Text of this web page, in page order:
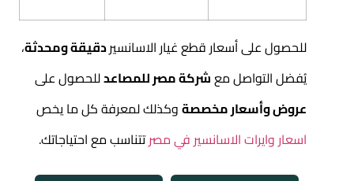
للحصول علىأسعار قطع غيار الاسانسيردقيقة ومحدثة،
يُفضل التواصل معشركة مصر للمصاعدللحصول على
عروض وأسعار مخصصةوكذلك لمعرفة كل ما يخص
اسعار وايرات الاسانسير في مصرتتناسب مع احتياجاتك.